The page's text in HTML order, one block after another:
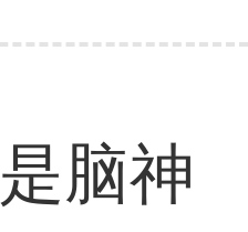
脑神